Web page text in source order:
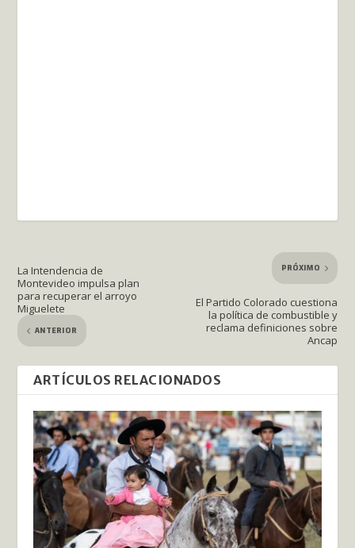
La Intendencia de
Montevideo impulsa plan
para recuperar el arroyo
Miguelete
ANTERIOR
PRÓXIMO
El Partido Colorado cuestiona
la política de combustible y
reclama definiciones sobre
Ancap
ARTÍCULOS RELACIONADOS